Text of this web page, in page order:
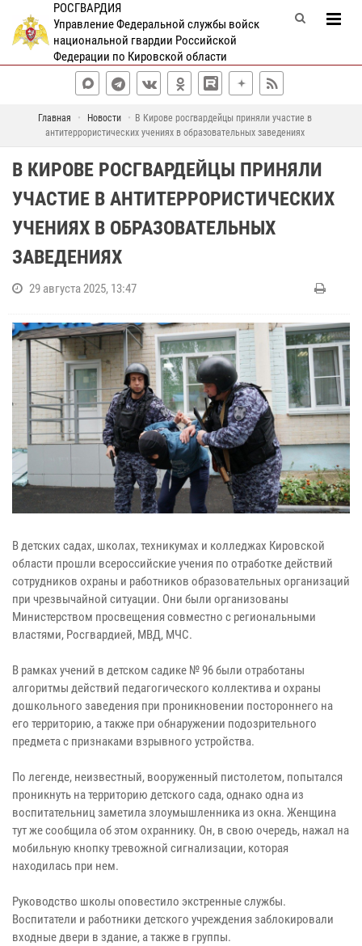
РОСГВАРДИЯ
Управление Федеральной службы войск
национальной гвардии Российской
Федерации по Кировской области
Главная Новости
В Кирове росгвардейцы приняли участие в
антитеррористических учениях в образовательных заведениях
В КИРОВЕ РОСГВАРДЕЙЦЫ ПРИНЯЛИ
УЧАСТИЕ В АНТИТЕРРОРИСТИЧЕСКИХ
УЧЕНИЯХ В ОБРАЗОВАТЕЛЬНЫХ
ЗАВЕДЕНИЯХ
29 августа 2025, 13:47
В детских садах, школах, техникумах и колледжах Кировской
области прошли всероссийские учения по отработке действий
сотрудников охраны и работников образовательных организаций
при чрезвычайной ситуации. Они были организованы
Министерством просвещения совместно с региональными
властями, Росгвардией, МВД, МЧС.
В рамках учений в детском садике № 96 были отработаны
алгоритмы действий педагогического коллектива и охраны
дошкольного заведения при проникновении постороннего на
его территорию, а также при обнаружении подозрительного
предмета с признаками взрывного устройства.
По легенде, неизвестный, вооруженный пистолетом, попытался
проникнуть на территорию детского сада, однако одна из
воспитательниц заметила злоумышленника из окна. Женщина
тут же сообщила об этом охраннику. Он, в свою очередь, нажал на
мобильную кнопку тревожной сигнализации, которая
находилась при нем.
Руководство школы оповестило экстренные службы.
Воспитатели и работники детского учреждения заблокировали
входные двери в здание, а также в группы.